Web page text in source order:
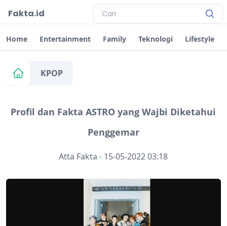
Fakta.id
Home Entertainment Family Teknologi Lifestyle
KPOP
Profil dan Fakta ASTRO yang Wajbi Diketahui
Penggemar
Atta Fakta - 15-05-2022 03:18